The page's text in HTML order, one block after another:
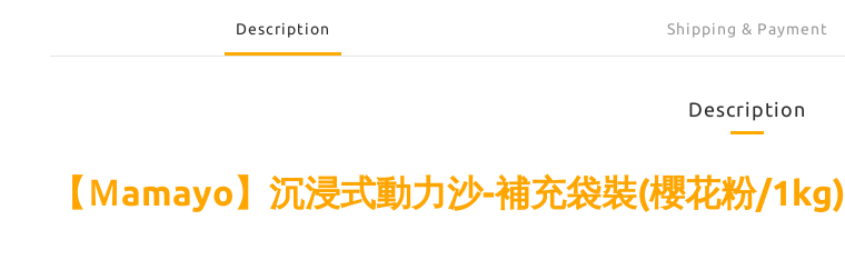
Description Shipping & Payment
Description
【Ｍamayo】沉浸式動力沙-補充袋裝(櫻花粉/1kg)